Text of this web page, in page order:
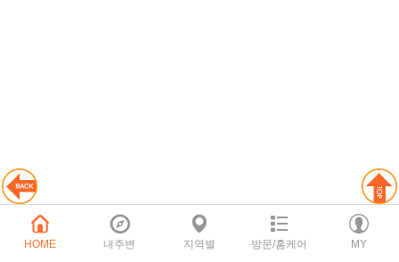
HOME 내주변 지역별 방문/홈케어 MY